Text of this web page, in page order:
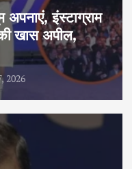
इंस्टाग्राम
खास अपील,
2026